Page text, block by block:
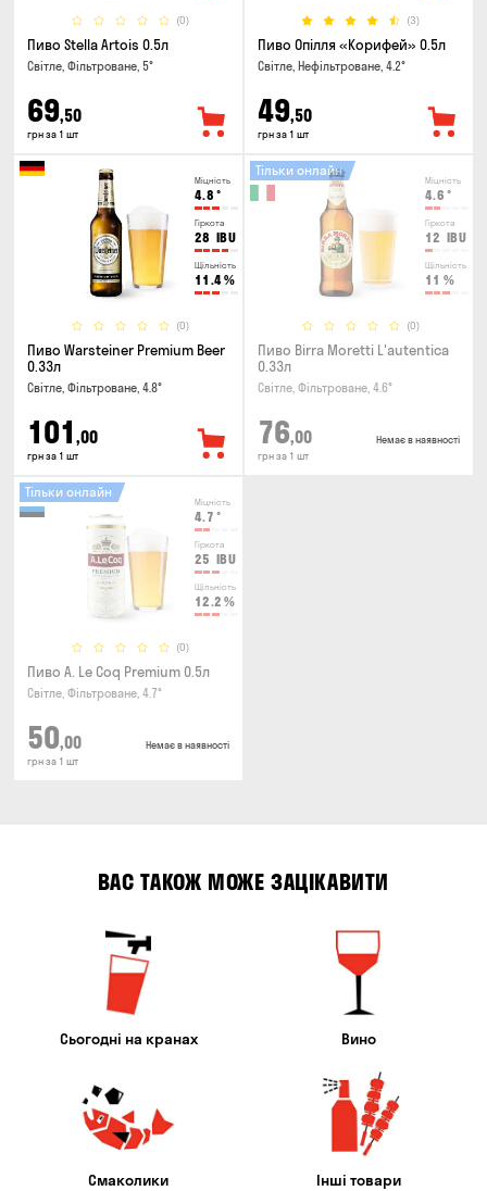
(0)
Пиво Stella Artois 0.5л
Світле, Фільтроване, 5°
69,50
грн за 1 шт
(3)
Пиво Опілля «Корифей» 0.5л
Світле, Нефільтроване, 4.2°
49,50
грн за 1 шт
Міцність
4.8 °
Гіркота
28 IBU
Щільність
11.4%
(0)
Пиво Warsteiner Premium Beer
0.33л
Світле, Фільтроване, 4.8°
101 ,00
грн за 1 шт
Міцність
4.6 °
Гіркота
12 IBU
Щільність
11 %
(0)
Тільки онлайн
Пиво Birra Moretti L'autentica
0.33л
Світле, Фільтроване, 4.6°
76,00
грн за 1 шт
Немає в наявності
Міцність
4.7 °
Гіркота
25 IBU
Щільність
12.2 %
(0)
Тільки онлайн
Пиво A. Le Coq Premium 0.5л
Світле, Фільтроване, 4.7°
50,00
грн за 1 шт
Немає в наявності
ВАС ТАКОЖ МОЖЕ ЗАЦІКАВИТИ
Сьогодні на кранах Вино
Смаколики Інші товари